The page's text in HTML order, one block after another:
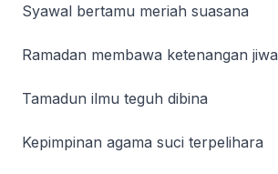
Syawal bertamu meriah suasana
Ramadan membawa ketenangan jiwa
Tamadun ilmu teguh dibina
Kepimpinan agama suci terpelihara